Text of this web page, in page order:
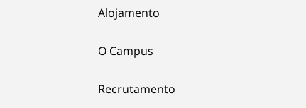
Alojamento
O Campus
Recrutamento